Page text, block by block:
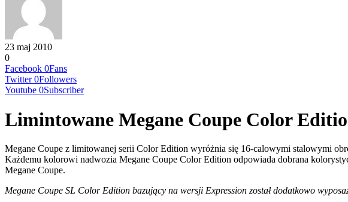
23 maj 2010
0
Facebook 0Fans
Twitter 0Followers
Youtube 0Subscriber
Limintowane Megane Coupe Color
Megane Coupe z limitowanej serii Color Edition wyróżnia się 16-calowymi stalowymi
Każdemu kolorowi nadwozia Megane Coupe Color Edition odpowiada dobrana
Megane Coupe.
Megane Coupe SL Color Edition bazujący na wersji Expression został dodatkowo